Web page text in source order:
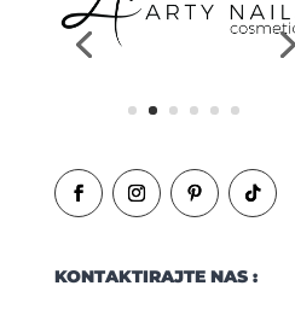
KONTAKTIRAJTE NAS :